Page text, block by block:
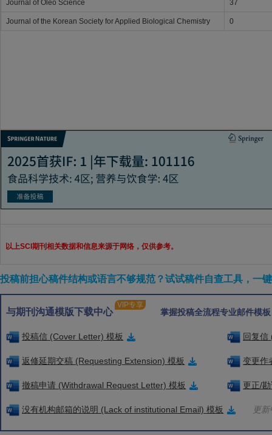
Journal of Oleo Science 37
Journal of the Korean Society for Applied Biological Chemistry 0
以上SCI期刊相关数据和信息来源于网络，仅供参考。
投稿前担心稿件结构或语言不够规范？试试稿件自查工具，一
与期刊沟通模版下载中心
VIP专享
掌握投稿全流程专业邮件模
投稿信 (Cover Letter) 模板 回复信
返修延期交稿 (Requesting Extension) 模板 变更作
撤稿申请 (Withdrawal Request Letter) 模板 更正/
没有机构邮箱的说明 (Lack of institutional Email) 模板 更